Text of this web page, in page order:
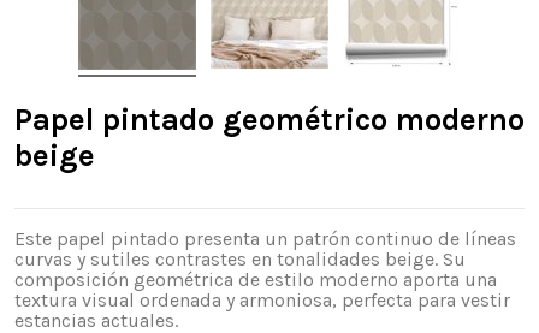
Papel pintado geométrico moderno
beige
Este papel pintado presenta un patrón continuo de líneas
curvas y sutiles contrastes en tonalidades beige. Su
composición geométrica de estilo moderno aporta una
textura visual ordenada y armoniosa, perfecta para vestir
estancias actuales.